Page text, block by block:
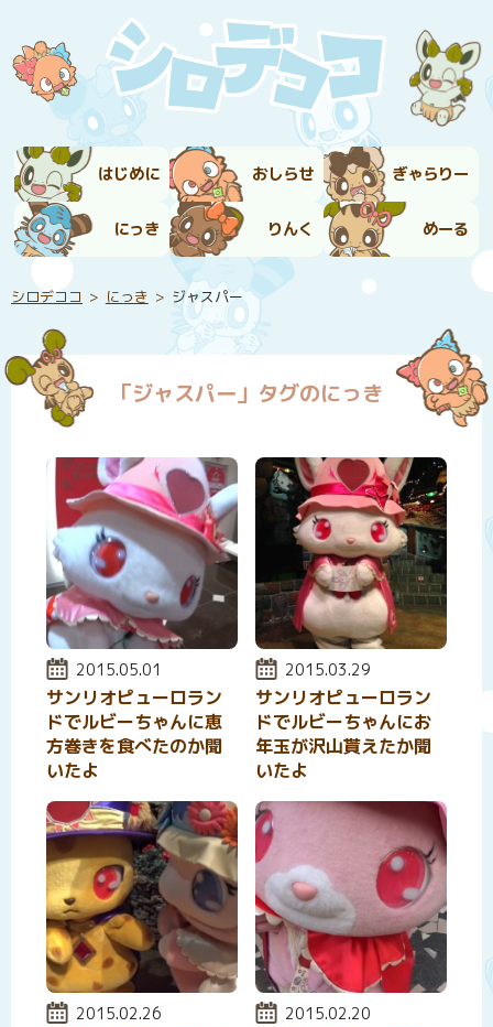
はじめに おしらせ ぎゃらりー
にっき りんく めーる
シロデココ にっき ジャスパー
「ジャスパー」タグのにっき
投稿日:
2015.05.01
サンリオピューロラン
ドでルビーちゃんに恵
方巻きを食べたのか聞
いたよ
投稿日:
2015.03.29
サンリオピューロラン
ドでルビーちゃんにお
年玉が沢山貰えたか聞
いたよ
投稿日:
2015.02.26 投稿日:
2015.02.20